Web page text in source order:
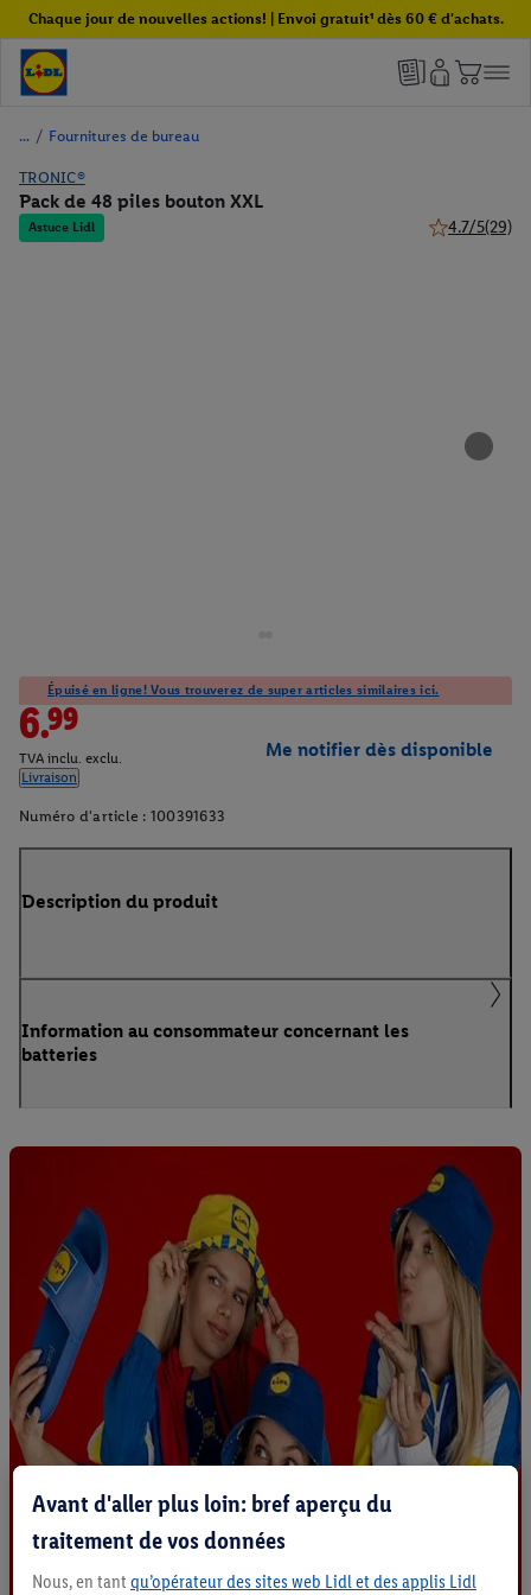
Chaque jour de nouvelles actions! | Envoi gratuit¹ dès 60 € d'achats.
/ Fournitures de bureau
TRONIC®
Pack de 48 piles bouton XXL
Astuce Lidl 4.7/5(29)
Épuisé en ligne! Vous trouverez de super articles similaires ici.
6.99
TVA inclu. exclu.
Livraison
Me notifier dès disponible
Numéro d'article : 100391633
Description du produit
Information au consommateur concernant les
batteries
Avant d'aller plus loin: bref aperçu du
traitement de vos données
Nous, en tant qu’opérateur des sites web Lidl et des applis Lidl